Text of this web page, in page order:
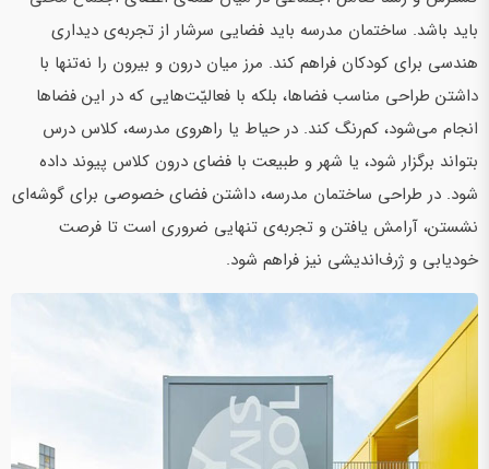
باید باشد. ساختمان مدرسه باید فضایی سرشار از تجربه‌ی دیداری
هندسی‌ برای کودکان فراهم کند. مرز میان درون و بیرون را نه‌تنها با
داشتن طراحی مناسب فضاها، بلکه با فعالیّت‌هایی که در این فضاها
انجام می‌شود، کم‌رنگ کند. در حیاط یا راهروی مدرسه، کلاس درس
بتواند برگزار ‌شود، یا شهر و طبیعت با فضای درون کلاس پیوند داده
‌شود. در طراحی ساختمان مدرسه، داشتن فضای خصوصی برای گوشه‌ای
نشستن، آرامش یافتن و تجربه‌ی تنهایی ضروری است تا فرصت
خودیابی و ژرف‌اندیشی نیز فراهم شود.